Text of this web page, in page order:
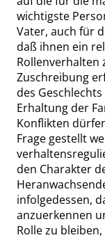
wichtigste
Vater, auch für
daß ihnen ein
Rollenverhalten
Zuschreibung
des
Erhaltung der
Konflikten
Frage gestellt
den Charakter
infolgedessen,
anzuerkennen
Rolle zu